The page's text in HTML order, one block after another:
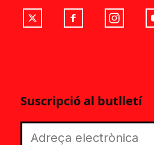
Suscripció al butlletí